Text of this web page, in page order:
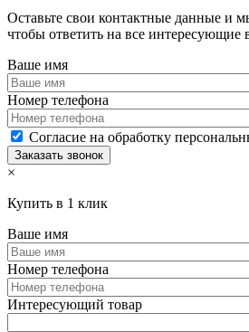
Оставьте свои контактные данные и
чтобы ответить на все интересующие
Ваше имя
Номер телефона
Согласие на обработку
×
Купить в 1 клик
Ваше имя
Номер телефона
Интересующий товар